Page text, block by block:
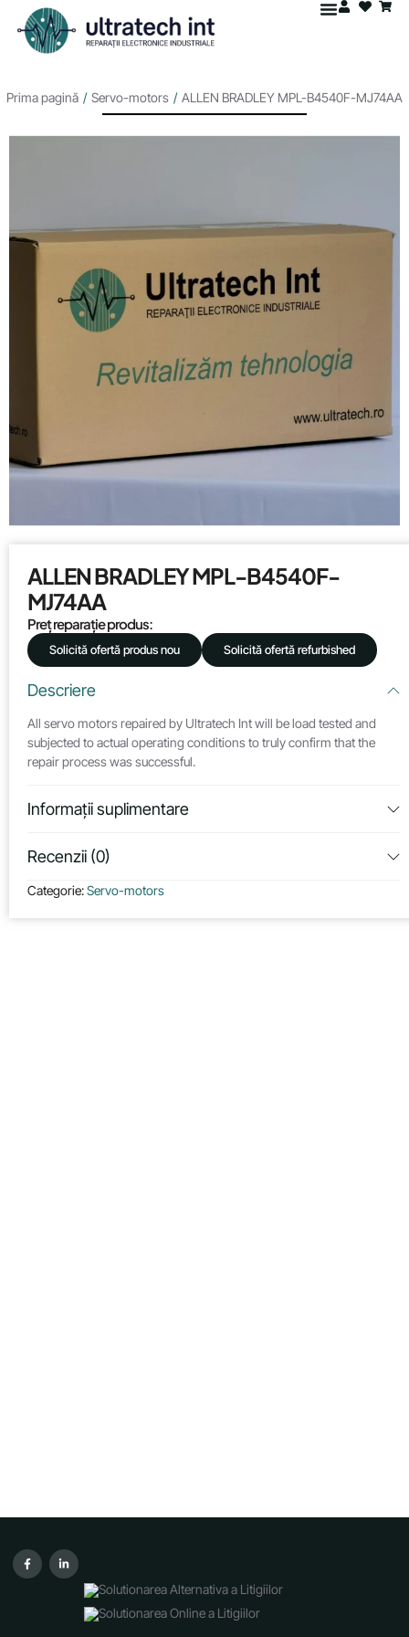
Prima pagină / Servo-motors / ALLEN BRADLEY MPL-B4540F-MJ74AA
ALLEN BRADLEY MPL-B4540F-
MJ74AA
Preț reparație produs:
Solicită ofertă produs nou Solicită ofertă refurbished
Descriere
All servo motors repaired by Ultratech Int will be load tested and
subjected to actual operating conditions to truly confirm that the
repair process was successful.
Informații suplimentare
Recenzii (0)
Categorie:Servo-motors